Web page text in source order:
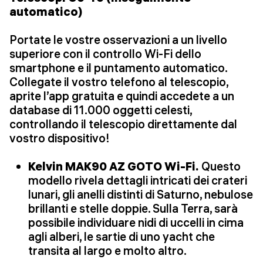
automatico)
Portate le vostre osservazioni a un livello
superiore con il controllo Wi-Fi dello
smartphone e il puntamento automatico.
Collegate il vostro telefono al telescopio,
aprite l’app gratuita e quindi accedete a un
database di 11.000 oggetti celesti,
controllando il telescopio direttamente dal
vostro dispositivo!
Kelvin MAK90 AZ GOTO Wi-Fi. Questo
modello rivela dettagli intricati dei crateri
lunari, gli anelli distinti di Saturno, nebulose
brillanti e stelle doppie. Sulla Terra, sarà
possibile individuare nidi di uccelli in cima
agli alberi, le sartie di uno yacht che
transita al largo e molto altro.